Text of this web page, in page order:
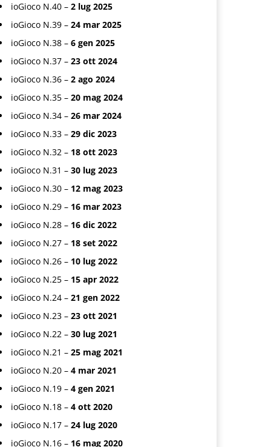
ioGioco N.40 – 2 lug 2025
ioGioco N.39 – 24 mar 2025
ioGioco N.38 – 6 gen 2025
ioGioco N.37 – 23 ott 2024
ioGioco N.36 – 2 ago 2024
ioGioco N.35 – 20 mag 2024
ioGioco N.34 – 26 mar 2024
ioGioco N.33 – 29 dic 2023
ioGioco N.32 – 18 ott 2023
ioGioco N.31 – 30 lug 2023
ioGioco N.30 – 12 mag 2023
ioGioco N.29 – 16 mar 2023
ioGioco N.28 – 16 dic 2022
ioGioco N.27 – 18 set 2022
ioGioco N.26 – 10 lug 2022
ioGioco N.25 – 15 apr 2022
ioGioco N.24 – 21 gen 2022
ioGioco N.23 – 23 ott 2021
ioGioco N.22 – 30 lug 2021
ioGioco N.21 – 25 mag 2021
ioGioco N.20 – 4 mar 2021
ioGioco N.19 – 4 gen 2021
ioGioco N.18 – 4 ott 2020
ioGioco N.17 – 24 lug 2020
ioGioco N.16 – 16 mag 2020